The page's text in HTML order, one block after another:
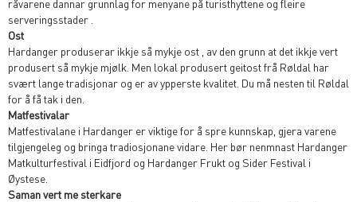
råvarene dannar grunnlag for menyane på turisthyttene og fleire
serveringsstader .
Ost
Hardanger produserar ikkje så mykje ost , av den grunn at det ikkje vert
produsert så mykje mjølk. Men lokal produsert geitost frå Røldal har
svært lange tradisjonar og er av ypperste kvalitet. Du må nesten til Røldal
for å få tak i den.
Matfestivalar
Matfestivalane i Hardanger er viktige for å spre kunnskap, gjera varene
tilgjengeleg og bringa tradiosjonane vidare. Her bør nenmnast Hardanger
Matkulturfestival i Eidfjord og Hardanger Frukt og Sider Festival i
Øystese.
Saman vert me sterkare